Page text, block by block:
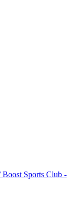
Sports Club -